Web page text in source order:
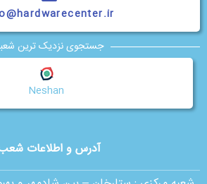
آدرس و اطلاعات
جستجوی نزدیک ترین
Neshan